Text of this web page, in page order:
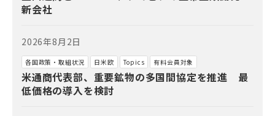
新会社
2026年8月2日
各国政策・取組状況 日米欧 Topics 有料会員対象
米通商代表部、重要鉱物の多国間協定を推進 最
低価格の導入を検討